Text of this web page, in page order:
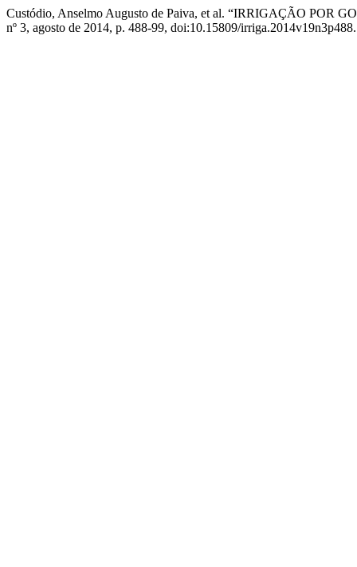
Custódio, Anselmo Augusto de Paiva, et al. “IRRIGAÇÃO
nº 3, agosto de 2014, p. 488-99, doi:10.15809/irriga.2014v19n3p488.